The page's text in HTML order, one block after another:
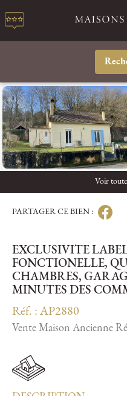
Voir
PARTAGER CE BIEN :
EXCLUSIVITE
FONCTIONELLE,
CHAMBRES,
MINUTES DES
Réf. : AP2880
Vente Maison Ancienne